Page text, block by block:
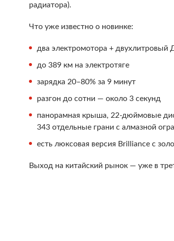
радиатора).
Что уже известно о новинке:
два электромотора + двухлитровый
до 389 км на электротяге
зарядка 20–80% за 9 минут
разгон до сотни — около 3 секунд
панорамная крыша, 22-дюймовые
343 отдельные грани с алмазной
есть люксовая версия Brilliance с
Выход на китайский рынок — уже в